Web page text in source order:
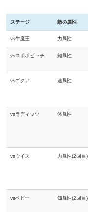
ステージ 敵の属性
vs牛魔王 力属性
vsスポポビッチ 知属性
vsゴクア 速属性
vsラディッツ 体属性
vsウイス 力属性(2回目)
vsベビー 知属性(2回目)